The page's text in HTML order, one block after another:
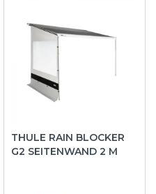
THULE RAIN BLOCKER
G2 SEITENWAND 2 M